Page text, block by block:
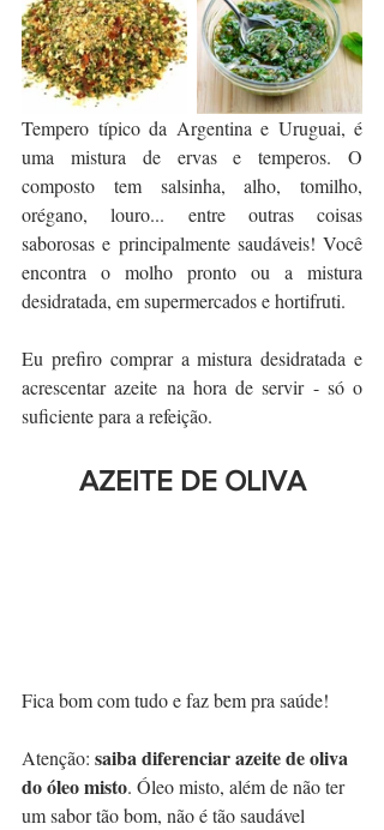
Tempero típico da Argentina e Uruguai, é
uma mistura de ervas e temperos. O
composto tem salsinha, alho, tomilho,
orégano, louro... entre outras coisas
saborosas e principalmente saudáveis! Você
encontra o molho pronto ou a mistura
desidratada, em supermercados e hortifruti.
Eu prefiro comprar a mistura desidratada e
acrescentar azeite na hora de servir - só o
suficiente para a refeição.
AZEITE DE OLIVA
Fica bom com tudo e faz bem pra saúde!
Atenção: saiba diferenciar azeite de oliva
do óleo misto. Óleo misto, além de não ter
um sabor tão bom, não é tão saudável